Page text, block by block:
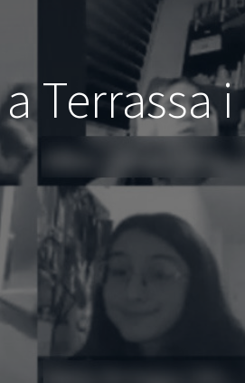
Terrassa